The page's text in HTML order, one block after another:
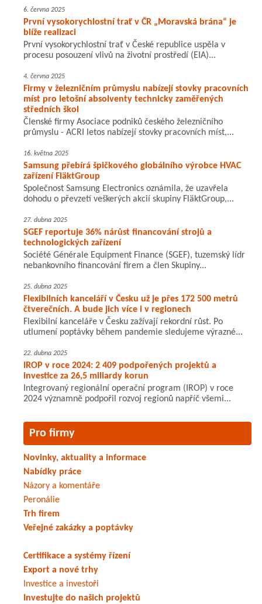
6. června 2025
První vysokorychlostní trať v ČR „Moravská brána“ je
blíže realizaci
První vysokorychlostní trať v České republice uspěla v
procesu posouzení vlivů na životní prostředí (EIA)...
4. června 2025
Firmy v železničním průmyslu nabízejí stovky pracovních
míst pro letošní absolventy technicky zaměřených
středních škol
Členské firmy Asociace podniků českého železničního
průmyslu - ACRI letos nabízejí stovky pracovních míst,...
16. května 2025
Samsung přebírá špičkového globálního výrobce HVAC
zařízení FläktGroup
Společnost Samsung Electronics oznámila, že uzavřela
dohodu o převzetí veškerých akcií skupiny FläktGroup,...
27. dubna 2025
SGEF reportuje 36% nárůst financování strojů a
technologických zařízení
Société Générale Equipment Finance (SGEF), tuzemský lídr
nebankovního financování firem a člen Skupiny...
25. dubna 2025
Flexibilních kanceláří v Česku už je přes 172 500 metrů
čtverečních. A bude jich více i v regionech
Flexibilní kanceláře v Česku zažívají rekordní růst. Po
utlumení poptávky během pandemie sledujeme výrazné...
22. dubna 2025
IROP v roce 2024: 2 409 podpořených projektů a
investice za 26,5 miliardy korun
Integrovaný regionální operační program (IROP) v roce
2024 významně podpořil rozvoj regionů napříč všemi...
Pro firmy
Novinky, aktuality a informace
Nabídky práce
Názory a komentáře
Peronálie
Trh firem
Veřejné zakázky a poptávky
Certifikace a systémy řízení
Export a nové trhy
Investice a investoři
Investujte do našich projektů